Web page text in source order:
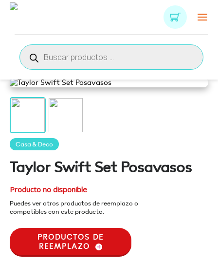
Búsqueda
de
productos
Casa & Deco
Taylor Swift Set Posavasos
Producto no disponible
Puedes ver otros productos de reemplazo o
compatibles con este producto.
PRODUCTOS DE
REEMPLAZO